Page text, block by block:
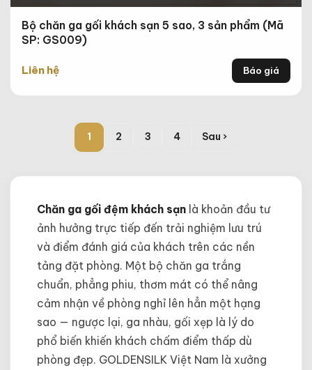
Bộ chăn ga gối khách sạn 5 sao, 3 sản phẩm (Mã
SP: GS009)
Liên hệ Báo giá
1 2 3 4 Sau ›
Chăn ga gối đệm khách sạn là khoản đầu tư
ảnh hưởng trực tiếp đến trải nghiệm lưu trú
và điểm đánh giá của khách trên các nền
tảng đặt phòng. Một bộ chăn ga trắng
chuẩn, phẳng phiu, thơm mát có thể nâng
cảm nhận về phòng nghỉ lên hẳn một hạng
sao — ngược lại, ga nhàu, gối xẹp là lý do
phổ biến khiến khách chấm điểm thấp dù
phòng đẹp. GOLDENSILK Việt Nam là xưởng